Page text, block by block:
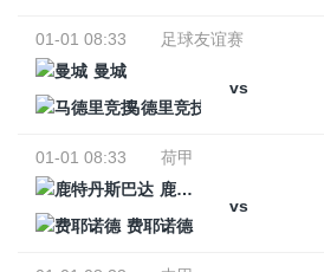
01-01 08:33
足球友谊赛
曼城
vs
马德里竞技
01-01 08:33
荷甲
鹿特丹斯巴达
vs
费耶诺德